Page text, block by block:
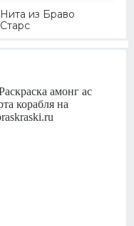
Нита из Браво
Старс